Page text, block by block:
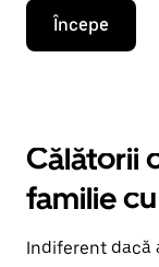
Începe
Călătorii
familie
Indiferent dacă